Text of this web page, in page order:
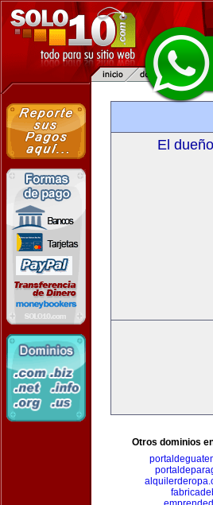
El
Otros dominios